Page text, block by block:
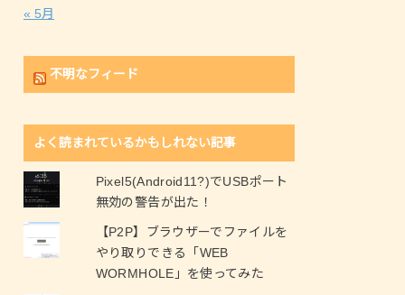
« 5月
不明なフィード
よく読まれているかもしれない記事
Pixel5(Android11?)でUSBポート
無効の警告が出た！
【P2P】ブラウザーでファイルを
やり取りできる「WEB
WORMHOLE」を使ってみた